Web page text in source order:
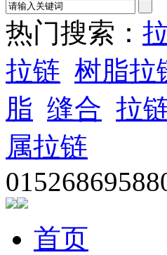
热门搜索：
拉链 树脂拉
脂 缝合 拉
属拉链
首页